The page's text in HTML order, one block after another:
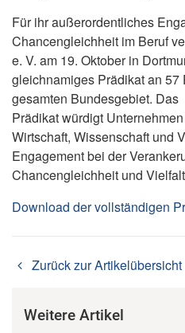
Für ihr außerordentliches
Chancengleichheit im Beruf
e. V. am 19. Oktober in
gleichnamiges Prädikat an
gesamten Bundesgebiet.
Prädikat würdigt
Wirtschaft, Wissenschaft und
Engagement bei der
Chancengleichheit und
Download der vollständigen
Zurück zur Artikelübersicht
Weitere Artikel